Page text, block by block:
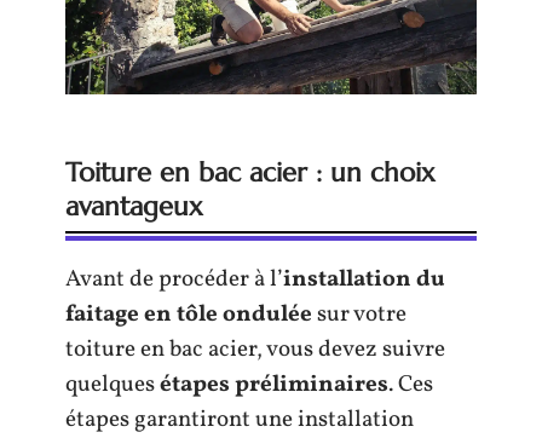
Toiture en bac acier : un choix
avantageux
Avant de procéder à l’installation du
faitage en tôle onduléesur votre
toiture en bac acier, vous devez suivre
quelquesétapes préliminaires. Ces
étapes garantiront une installation